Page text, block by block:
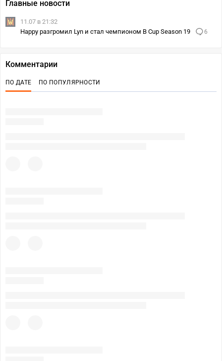
Главные новости
11.07 в 21:32
Happy разгромил Lyn и стал чемпионом B Cup Season 19
6
Комментарии
ПО ДАТЕ ПО ПОПУЛЯРНОСТИ